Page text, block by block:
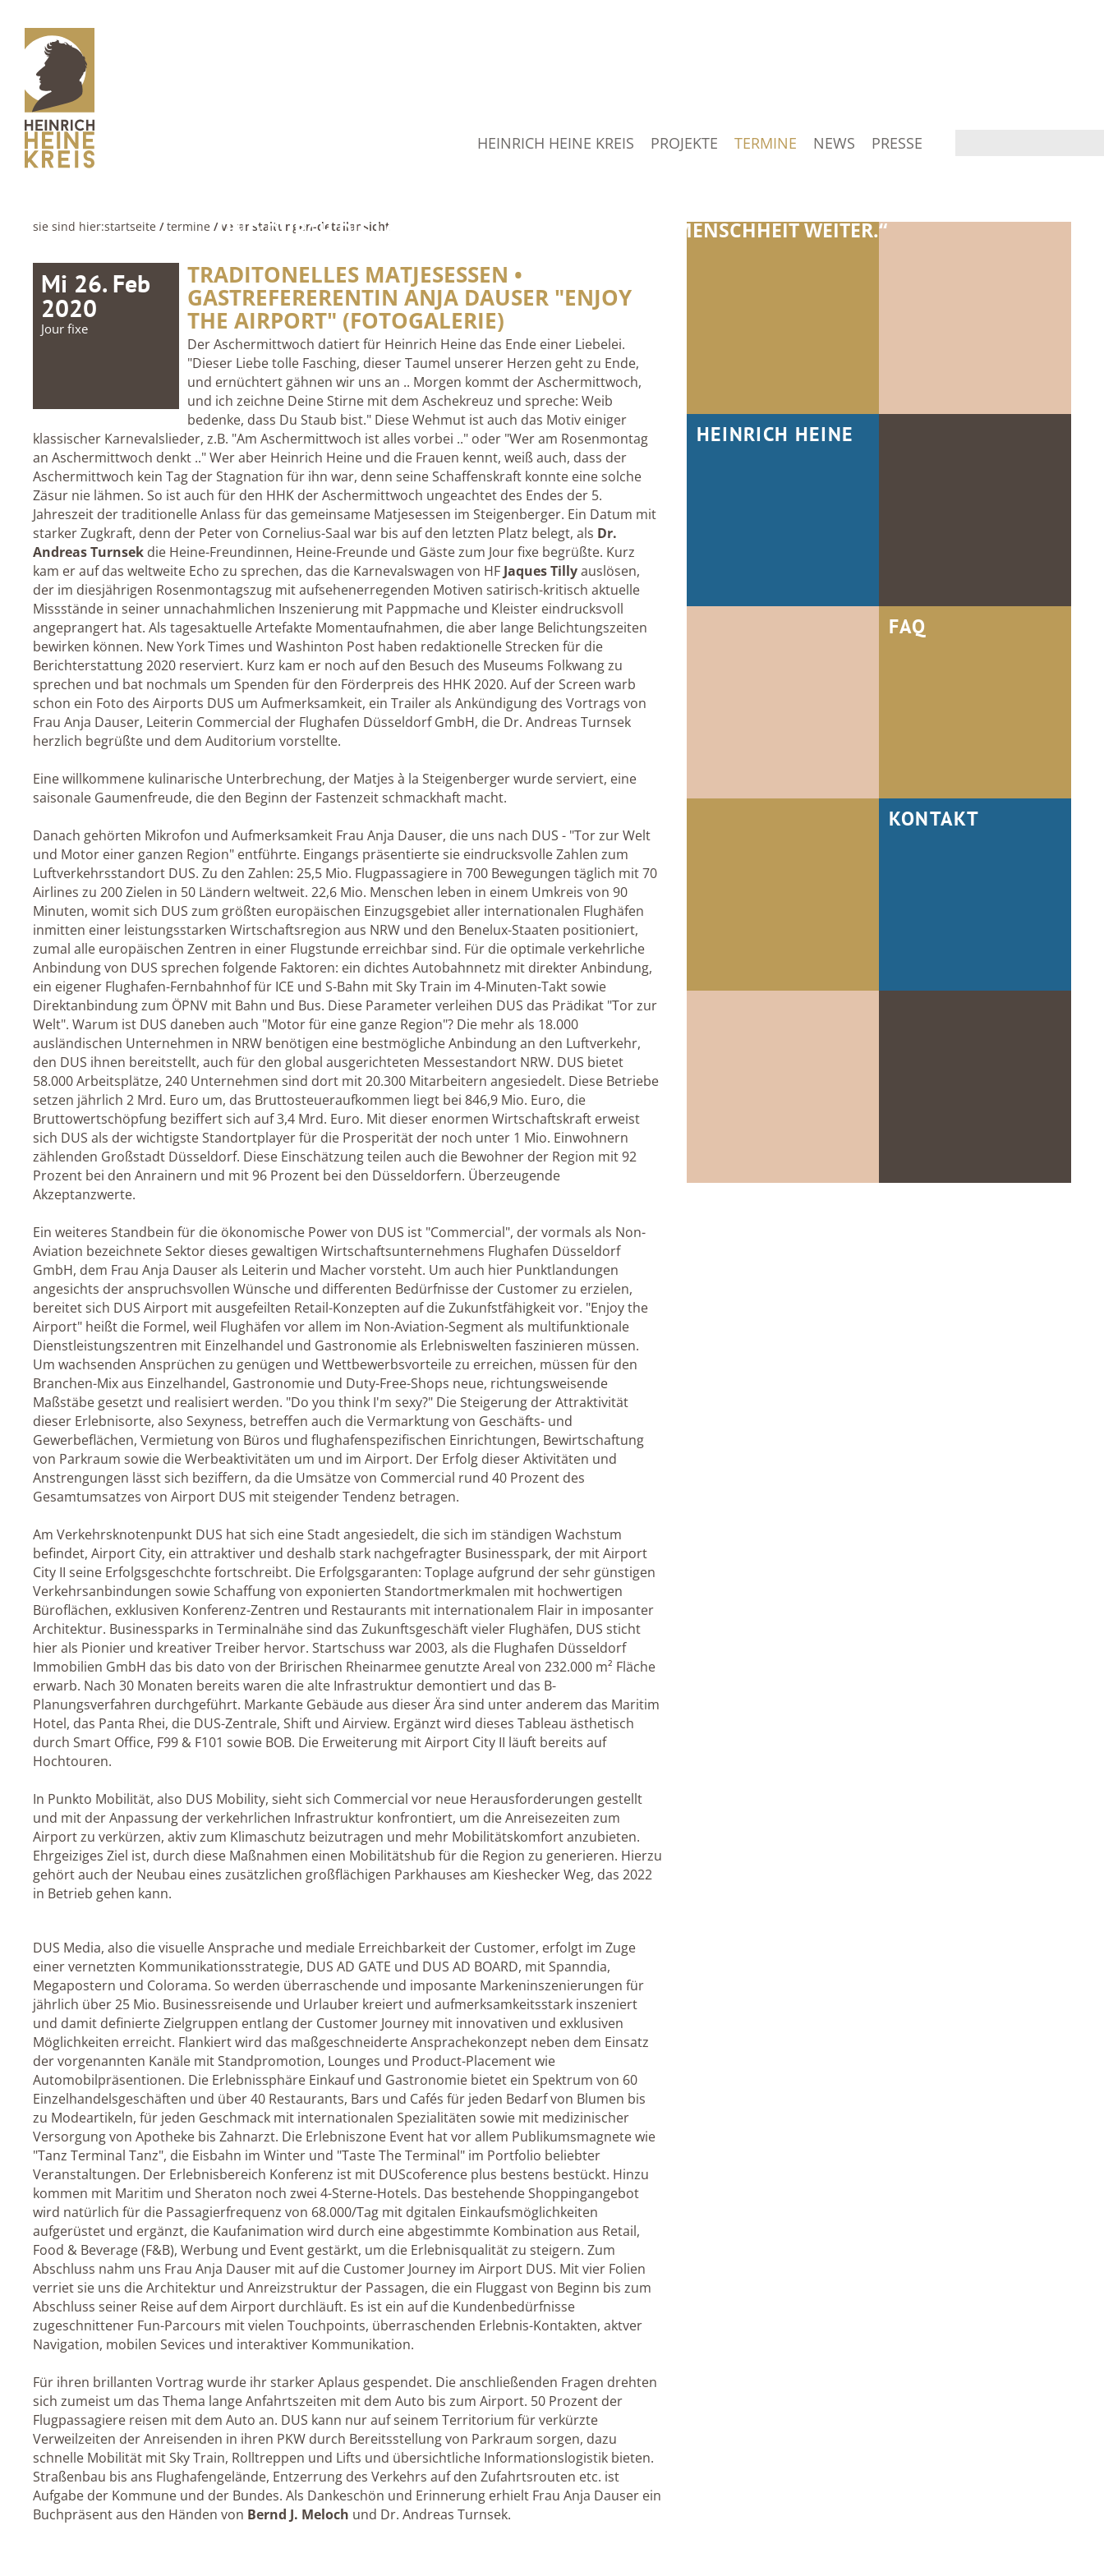
HEINRICH HEINE KREIS PROJEKTE TERMINE NEWS PRESSE
UND DURCH DIE LÖSUNG DERSELBEN RÜCKT DIE MENSCHHEIT WEITER.“
sie sind hier:startseite /termine / veranstaltungen-detailansicht
Mi 26. Feb
2020
Jour fixe
TRADITONELLES MATJESESSEN •
GASTREFERERENTIN ANJA DAUSER "ENJOY
THE AIRPORT" (FOTOGALERIE)
Der Aschermittwoch datiert für Heinrich Heine das Ende einer Liebelei.
"Dieser Liebe tolle Fasching, dieser Taumel unserer Herzen geht zu Ende,
und ernüchtert gähnen wir uns an .. Morgen kommt der Aschermittwoch,
und ich zeichne Deine Stirne mit dem Aschekreuz und spreche: Weib
bedenke, dass Du Staub bist." Diese Wehmut ist auch das Motiv einiger
klassischer Karnevalslieder, z.B. "Am Aschermittwoch ist alles vorbei .." oder "Wer am Rosenmontag
an Aschermittwoch denkt .." Wer aber Heinrich Heine und die Frauen kennt, weiß auch, dass der
Aschermittwoch kein Tag der Stagnation für ihn war, denn seine Schaffenskraft konnte eine solche
Zäsur nie lähmen. So ist auch für den HHK der Aschermittwoch ungeachtet des Endes der 5.
Jahreszeit der traditionelle Anlass für das gemeinsame Matjesessen im Steigenberger. Ein Datum mit
starker Zugkraft, denn der Peter von Cornelius-Saal war bis auf den letzten Platz belegt, als Dr.
Andreas Turnsek die Heine-Freundinnen, Heine-Freunde und Gäste zum Jour fixe begrüßte. Kurz
kam er auf das weltweite Echo zu sprechen, das die Karnevalswagen von HF Jaques Tillyauslösen,
der im diesjährigen Rosenmontagszug mit aufsehenerregenden Motiven satirisch-kritisch aktuelle
Missstände in seiner unnachahmlichen Inszenierung mit Pappmache und Kleister eindrucksvoll
angeprangert hat. Als tagesaktuelle Artefakte Momentaufnahmen, die aber lange Belichtungszeiten
bewirken können. New York Times und Washinton Post haben redaktionelle Strecken für die
Berichterstattung 2020 reserviert. Kurz kam er noch auf den Besuch des Museums Folkwang zu
sprechen und bat nochmals um Spenden für den Förderpreis des HHK 2020. Auf der Screen warb
schon ein Foto des Airports DUS um Aufmerksamkeit, ein Trailer als Ankündigung des Vortrags von
Frau Anja Dauser, Leiterin Commercial der Flughafen Düsseldorf GmbH, die Dr. Andreas Turnsek
herzlich begrüßte und dem Auditorium vorstellte.
Eine willkommene kulinarische Unterbrechung, der Matjes à la Steigenberger wurde serviert, eine
saisonale Gaumenfreude, die den Beginn der Fastenzeit schmackhaft macht.
Danach gehörten Mikrofon und Aufmerksamkeit Frau Anja Dauser, die uns nach DUS - "Tor zur Welt
und Motor einer ganzen Region" entführte. Eingangs präsentierte sie eindrucksvolle Zahlen zum
Luftverkehrsstandort DUS. Zu den Zahlen: 25,5 Mio. Flugpassagiere in 700 Bewegungen täglich mit 70
Airlines zu 200 Zielen in 50 Ländern weltweit. 22,6 Mio. Menschen leben in einem Umkreis von 90
Minuten, womit sich DUS zum größten europäischen Einzugsgebiet aller internationalen Flughäfen
inmitten einer leistungsstarken Wirtschaftsregion aus NRW und den Benelux-Staaten positioniert,
zumal alle europäischen Zentren in einer Flugstunde erreichbar sind. Für die optimale verkehrliche
Anbindung von DUS sprechen folgende Faktoren: ein dichtes Autobahnnetz mit direkter Anbindung,
ein eigener Flughafen-Fernbahnhof für ICE und S-Bahn mit Sky Train im 4-Minuten-Takt sowie
Direktanbindung zum ÖPNV mit Bahn und Bus. Diese Parameter verleihen DUS das Prädikat "Tor zur
Welt". Warum ist DUS daneben auch "Motor für eine ganze Region"? Die mehr als 18.000
ausländischen Unternehmen in NRW benötigen eine bestmögliche Anbindung an den Luftverkehr,
den DUS ihnen bereitstellt, auch für den global ausgerichteten Messestandort NRW. DUS bietet
58.000 Arbeitsplätze, 240 Unternehmen sind dort mit 20.300 Mitarbeitern angesiedelt. Diese Betriebe
setzen jährlich 2 Mrd. Euro um, das Bruttosteueraufkommen liegt bei 846,9 Mio. Euro, die
Bruttowertschöpfung beziffert sich auf 3,4 Mrd. Euro. Mit dieser enormen Wirtschaftskraft erweist
sich DUS als der wichtigste Standortplayer für die Prosperität der noch unter 1 Mio. Einwohnern
zählenden Großstadt Düsseldorf. Diese Einschätzung teilen auch die Bewohner der Region mit 92
Prozent bei den Anrainern und mit 96 Prozent bei den Düsseldorfern. Überzeugende
Akzeptanzwerte.
Ein weiteres Standbein für die ökonomische Power von DUS ist "Commercial", der vormals als Non-
Aviation bezeichnete Sektor dieses gewaltigen Wirtschaftsunternehmens Flughafen Düsseldorf
GmbH, dem Frau Anja Dauser als Leiterin und Macher vorsteht. Um auch hier Punktlandungen
angesichts der anspruchsvollen Wünsche und differenten Bedürfnisse der Customer zu erzielen,
bereitet sich DUS Airport mit ausgefeilten Retail-Konzepten auf die Zukunfstfähigkeit vor. "Enjoy the
Airport" heißt die Formel, weil Flughäfen vor allem im Non-Aviation-Segment als multifunktionale
Dienstleistungszentren mit Einzelhandel und Gastronomie als Erlebniswelten faszinieren müssen.
Um wachsenden Ansprüchen zu genügen und Wettbewerbsvorteile zu erreichen, müssen für den
Branchen-Mix aus Einzelhandel, Gastronomie und Duty-Free-Shops neue, richtungsweisende
Maßstäbe gesetzt und realisiert werden. "Do you think I'm sexy?" Die Steigerung der Attraktivität
dieser Erlebnisorte, also Sexyness, betreffen auch die Vermarktung von Geschäfts- und
Gewerbeflächen, Vermietung von Büros und flughafenspezifischen Einrichtungen, Bewirtschaftung
von Parkraum sowie die Werbeaktivitäten um und im Airport. Der Erfolg dieser Aktivitäten und
Anstrengungen lässt sich beziffern, da die Umsätze von Commercial rund 40 Prozent des
Gesamtumsatzes von Airport DUS mit steigender Tendenz betragen.
Am Verkehrsknotenpunkt DUS hat sich eine Stadt angesiedelt, die sich im ständigen Wachstum
befindet, Airport City, ein attraktiver und deshalb stark nachgefragter Businesspark, der mit Airport
City II seine Erfolgsgeschchte fortschreibt. Die Erfolgsgaranten: Toplage aufgrund der sehr günstigen
Verkehrsanbindungen sowie Schaffung von exponierten Standortmerkmalen mit hochwertigen
Büroflächen, exklusiven Konferenz-Zentren und Restaurants mit internationalem Flair in imposanter
Architektur. Businessparks in Terminalnähe sind das Zukunftsgeschäft vieler Flughäfen, DUS sticht
hier als Pionier und kreativer Treiber hervor. Startschuss war 2003, als die Flughafen Düsseldorf
Immobilien GmbH das bis dato von der Bririschen Rheinarmee genutzte Areal von 232.000 m² Fläche
erwarb. Nach 30 Monaten bereits waren die alte Infrastruktur demontiert und das B-
Planungsverfahren durchgeführt. Markante Gebäude aus dieser Ära sind unter anderem das Maritim
Hotel, das Panta Rhei, die DUS-Zentrale, Shift und Airview. Ergänzt wird dieses Tableau ästhetisch
durch Smart Office, F99 & F101 sowie BOB. Die Erweiterung mit Airport City II läuft bereits auf
Hochtouren.
In Punkto Mobilität, also DUS Mobility, sieht sich Commercial vor neue Herausforderungen gestellt
und mit der Anpassung der verkehrlichen Infrastruktur konfrontiert, um die Anreisezeiten zum
Airport zu verkürzen, aktiv zum Klimaschutz beizutragen und mehr Mobilitätskomfort anzubieten.
Ehrgeiziges Ziel ist, durch diese Maßnahmen einen Mobilitätshub für die Region zu generieren. Hierzu
gehört auch der Neubau eines zusätzlichen großflächigen Parkhauses am Kieshecker Weg, das 2022
in Betrieb gehen kann.
DUS Media, also die visuelle Ansprache und mediale Erreichbarkeit der Customer, erfolgt im Zuge
einer vernetzten Kommunikationsstrategie, DUS AD GATE und DUS AD BOARD, mit Spanndia,
Megapostern und Colorama. So werden überraschende und imposante Markeninszenierungen für
jährlich über 25 Mio. Businessreisende und Urlauber kreiert und aufmerksamkeitsstark inszeniert
und damit definierte Zielgruppen entlang der Customer Journey mit innovativen und exklusiven
Möglichkeiten erreicht. Flankiert wird das maßgeschneiderte Ansprachekonzept neben dem Einsatz
der vorgenannten Kanäle mit Standpromotion, Lounges und Product-Placement wie
Automobilpräsentionen. Die Erlebnissphäre Einkauf und Gastronomie bietet ein Spektrum von 60
Einzelhandelsgeschäften und über 40 Restaurants, Bars und Cafés für jeden Bedarf von Blumen bis
zu Modeartikeln, für jeden Geschmack mit internationalen Spezialitäten sowie mit medizinischer
Versorgung von Apotheke bis Zahnarzt. Die Erlebniszone Event hat vor allem Publikumsmagnete wie
"Tanz Terminal Tanz", die Eisbahn im Winter und "Taste The Terminal" im Portfolio beliebter
Veranstaltungen. Der Erlebnisbereich Konferenz ist mit DUScoference plus bestens bestückt. Hinzu
kommen mit Maritim und Sheraton noch zwei 4-Sterne-Hotels. Das bestehende Shoppingangebot
wird natürlich für die Passagierfrequenz von 68.000/Tag mit dgitalen Einkaufsmöglichkeiten
aufgerüstet und ergänzt, die Kaufanimation wird durch eine abgestimmte Kombination aus Retail,
Food & Beverage (F&B), Werbung und Event gestärkt, um die Erlebnisqualität zu steigern. Zum
Abschluss nahm uns Frau Anja Dauser mit auf die Customer Journey im Airport DUS. Mit vier Folien
verriet sie uns die Architektur und Anreizstruktur der Passagen, die ein Fluggast von Beginn bis zum
Abschluss seiner Reise auf dem Airport durchläuft. Es ist ein auf die Kundenbedürfnisse
zugeschnittener Fun-Parcours mit vielen Touchpoints, überraschenden Erlebnis-Kontakten, aktver
Navigation, mobilen Sevices und interaktiver Kommunikation.
Für ihren brillanten Vortrag wurde ihr starker Aplaus gespendet. Die anschließenden Fragen drehten
sich zumeist um das Thema lange Anfahrtszeiten mit dem Auto bis zum Airport. 50 Prozent der
Flugpassagiere reisen mit dem Auto an. DUS kann nur auf seinem Territorium für verkürzte
Verweilzeiten der Anreisenden in ihren PKW durch Bereitsstellung von Parkraum sorgen, dazu
schnelle Mobilität mit Sky Train, Rolltreppen und Lifts und übersichtliche Informationslogistik bieten.
Straßenbau bis ans Flughafengelände, Entzerrung des Verkehrs auf den Zufahrtsrouten etc. ist
Aufgabe der Kommune und der Bundes. Als Dankeschön und Erinnerung erhielt Frau Anja Dauser ein
Buchpräsent aus den Händen von Bernd J. Meloch und Dr. Andreas Turnsek.
HEINRICH HEINE
FAQ
KONTAKT